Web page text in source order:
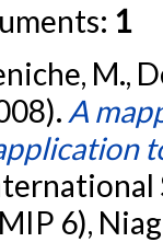
1
M.,
A
6),